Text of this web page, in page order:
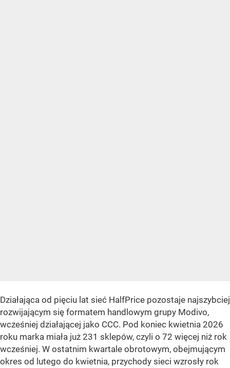
Działająca od pięciu lat sieć HalfPrice pozostaje najszybciej
rozwijającym się formatem handlowym grupy Modivo,
wcześniej działającej jako CCC. Pod koniec kwietnia 2026
roku marka miała już 231 sklepów, czyli o 72 więcej niż rok
wcześniej. W ostatnim kwartale obrotowym, obejmującym
okres od lutego do kwietnia, przychody sieci wzrosły rok